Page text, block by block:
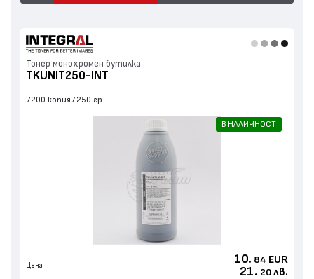
Тонер монохромен бутилка
TKUNIT250-INT
7200 копия 250 гр.
В НАЛИЧНОСТ
Цена 10. 84 EUR
21. 20 лв.